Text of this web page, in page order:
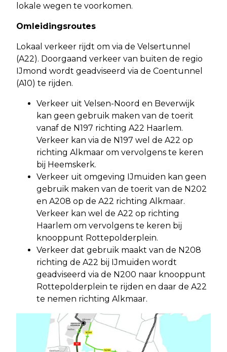
lokale wegen te voorkomen.
Omleidingsroutes
Lokaal verkeer rijdt om via de Velsertunnel
(A22). Doorgaand verkeer van buiten de regio
IJmond wordt geadviseerd via de Coentunnel
(A10) te rijden.
Verkeer uit Velsen-Noord en Beverwijk
kan geen gebruik maken van de toerit
vanaf de N197 richting A22 Haarlem.
Verkeer kan via de N197 wel de A22 op
richting Alkmaar om vervolgens te keren
bij Heemskerk.
Verkeer uit omgeving IJmuiden kan geen
gebruik maken van de toerit van de N202
en A208 op de A22 richting Alkmaar.
Verkeer kan wel de A22 op richting
Haarlem om vervolgens te keren bij
knooppunt Rottepolderplein.
Verkeer dat gebruik maakt van de N208
richting de A22 bij IJmuiden wordt
geadviseerd via de N200 naar knooppunt
Rottepolderplein te rijden en daar de A22
te nemen richting Alkmaar.